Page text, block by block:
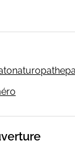
cherchent une
un
leur
?
nous